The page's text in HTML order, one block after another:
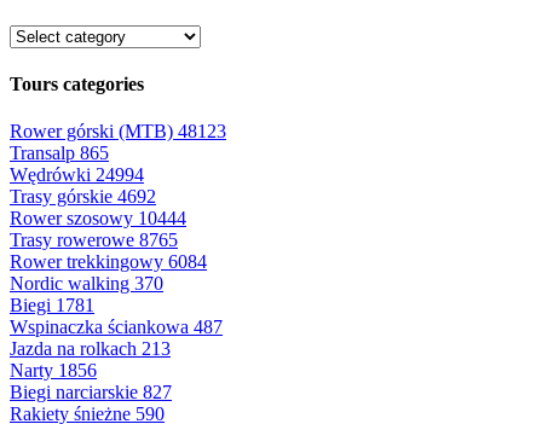
Tours categories
Rower górski (MTB) 48123
Transalp 865
Wędrówki 24994
Trasy górskie 4692
Rower szosowy 10444
Trasy rowerowe 8765
Rower trekkingowy 6084
Nordic walking 370
Biegi 1781
Wspinaczka ściankowa 487
Jazda na rolkach 213
Narty 1856
Biegi narciarskie 827
Rakiety śnieżne 590